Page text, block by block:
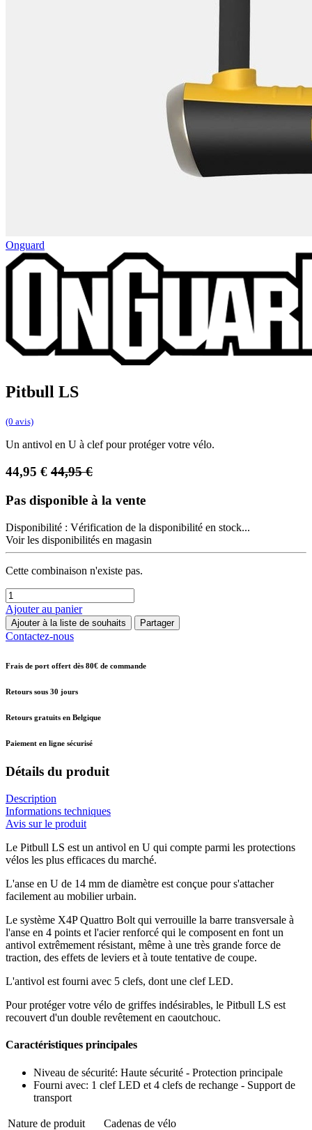
Onguard
Pitbull LS
(0 avis)
Un antivol en U à clef pour protéger votre vélo.
44,95 € 44,95€
Pas disponible à la vente
Disponibilité : Vérification de la disponibilité en stock...
Voir les disponibilités en magasin
Cette combinaison n'existe pas.
Ajouter au panier
Ajouter à la liste de souhaits Partager
Contactez-nous
Frais de port offert dès 80€ de commande
Retours sous 30 jours
Retours gratuits en Belgique
Paiement en ligne sécurisé
Détails du produit
Description
Informations techniques
Avis sur le produit
Le Pitbull LS est un antivol en U qui compte parmi les protections
vélos les plus efficaces du marché.
L'anse en U de 14 mm de diamètre est conçue pour s'attacher
facilement au mobilier urbain.
Le système X4P Quattro Bolt qui verrouille la barre transversale à
l'anse en 4 points et l'acier renforcé qui le composent en font un
antivol extrêmement résistant, même à une très grande force de
traction, des effets de leviers et à toute tentative de coupe.
L'antivol est fourni avec 5 clefs, dont une clef LED.
Pour protéger votre vélo de griffes indésirables, le Pitbull LS est
recouvert d'un double revêtement en caoutchouc.
Caractéristiques principales
Niveau de sécurité: Haute sécurité - Protection principale
Fourni avec: 1 clef LED et 4 clefs de rechange - Support de
transport
Nature de produit
Cadenas de vélo